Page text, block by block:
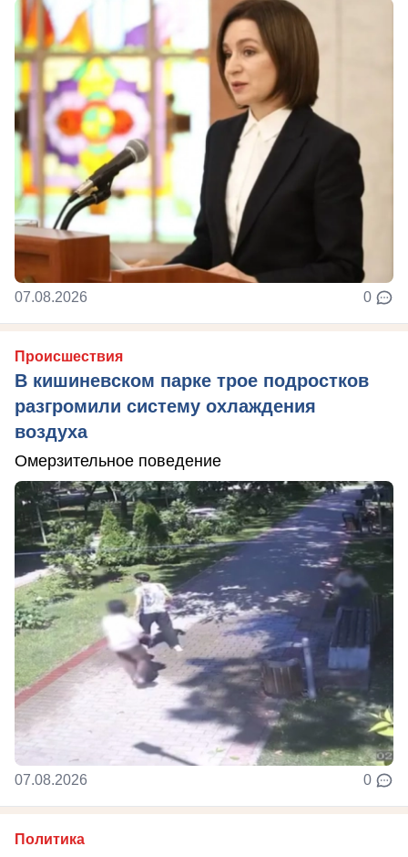
07.08.2026 0
Происшествия
В кишиневском парке трое подростков
разгромили систему охлаждения
воздуха
Омерзительное поведение
07.08.2026 0
Политика